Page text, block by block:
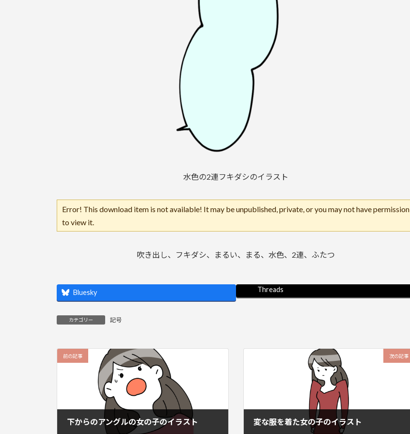
水色の2連フキダシのイラスト
Error! This download item is not available! It may be unpublished, private, or you may not have permission
to view it.
吹き出し、フキダシ、まるい、まる、水色、2連、ふたつ
Bluesky Threads
カテゴリー 記号
前の記事
下からのアングルの女の子のイラスト
次の記事
変な服を着た女の子のイラスト